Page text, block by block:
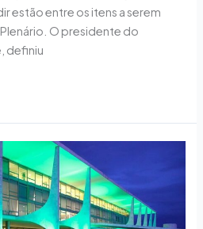
estão entre os itens a serem
O presidente do
definiu